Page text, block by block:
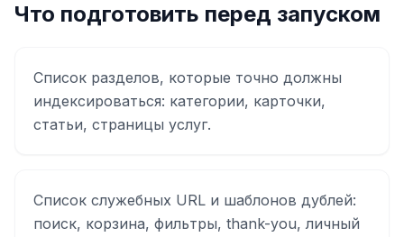
Что подготовить перед запуском
Список разделов, которые точно должны
индексироваться: категории, карточки,
статьи, страницы услуг.
Список служебных URL и шаблонов дублей:
поиск, корзина, фильтры, thank-you, личный